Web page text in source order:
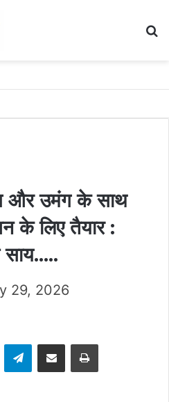
और उमंग के साथ
के लिए तैयार :
साय…..
29, 2026
TelegramShare via Email Print